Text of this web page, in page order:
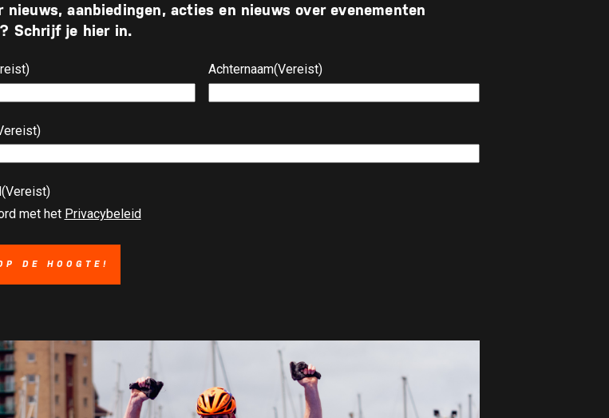
nieuws, aanbiedingen, acties en nieuws over evenementen
Schrijf je hier in.
Achternaam(Vereist)
(Vereist)
met het Privacybeleid